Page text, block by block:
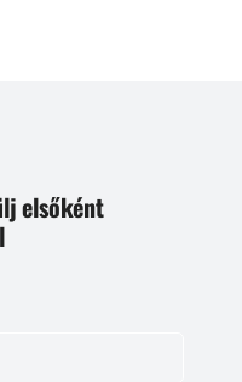
elsőként